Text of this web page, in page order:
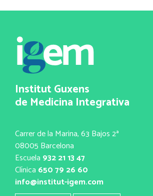
Institut Guxens
de Medicina Integrativa
Carrer de la Marina, 63 Bajos 2ª
08005 Barcelona
Escuela 932 21 13 47
Clínica 650 79 26 60
info@institut-igem.com